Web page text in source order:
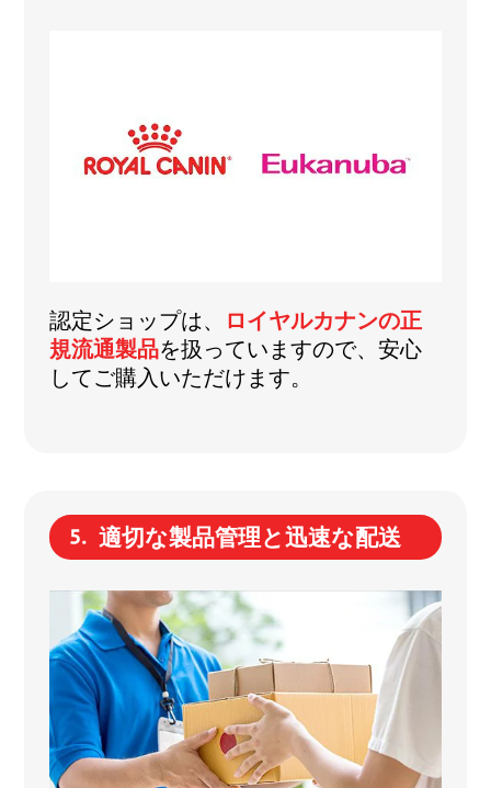
認定ショップは、
ロイヤルカナンの正
規流通製品を扱っていますので、安心
してご購入いただけます。
適切な製品管理と迅速な配送